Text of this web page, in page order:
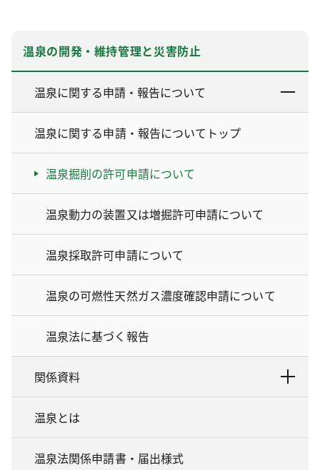
温泉の開発・維持管理と災害防止
温泉に関する申請・報告について
温泉に関する申請・報告についてトップ
温泉掘削の許可申請について
温泉動力の装置又は増掘許可申請について
温泉採取許可申請について
温泉の可燃性天然ガス濃度確認申請について
温泉法に基づく報告
関係資料
温泉とは
温泉法関係申請書・届出様式